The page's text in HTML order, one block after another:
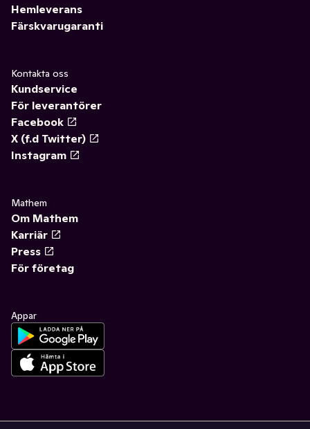
Hemleverans
Färskvarugaranti
Kontakta oss
Kundservice
För leverantörer
Facebook
X (f.d Twitter)
Instagram
Mathem
Om Mathem
Karriär
Press
För företag
Appar